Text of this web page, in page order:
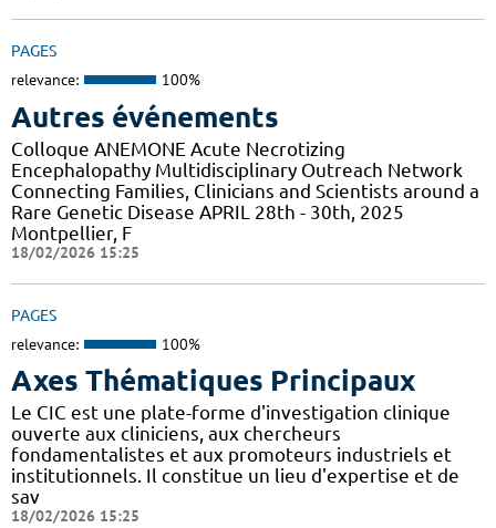
PAGES
relevance: 100%
Autres événements
Colloque ANEMONE Acute Necrotizing
Encephalopathy Multidisciplinary Outreach Network
Connecting Families, Clinicians and Scientists around a
Rare Genetic Disease APRIL 28th - 30th, 2025
Montpellier, F
18/02/2026 15:25
PAGES
relevance: 100%
Axes Thématiques Principaux
Le CIC est une plate-forme d'investigation clinique
ouverte aux cliniciens, aux chercheurs
fondamentalistes et aux promoteurs industriels et
institutionnels. Il constitue un lieu d'expertise et de
sav
18/02/2026 15:25